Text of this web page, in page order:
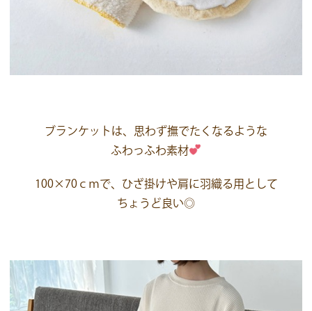
ブランケットは、思わず撫でたくなるような
ふわっふわ素材
100×70ｃｍで、ひざ掛けや肩に羽織る用として
ちょうど良い◎